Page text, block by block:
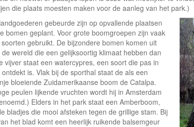
die plaats moesten maken voor de aanleg van het park.)
gebeurde zijn op opvallende plaatsen
bomen geplant. Voor grote boomgroepen zijn vaak
gebruikt. De bijzondere bomen komen uit
wereld die een gelijksoortig klimaat hebben dan
vijver staat een watercypres, een soort die pas in
is. Vlak bij de sporthal staat de als een
bloeiende Zuidamerikaanse boom de Catalpa.
peulen lijkende vruchten wordt hij in Amsterdam
Elders in het park staat een Amberboom,
bladjes die mooi afsteken tegen de grillige stam. Bij
het blad komt een heerlijk ruikende balsemgeur